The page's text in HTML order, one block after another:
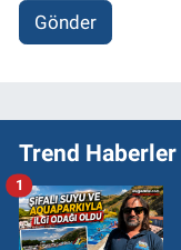
Gönder
Trend Haberler
1